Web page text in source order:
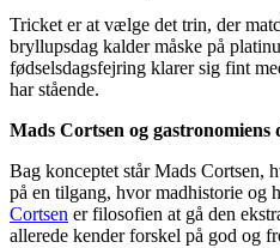
Tricket er at vælge det trin, der
bryllupsdag kalder måske på
fødselsdagsfejring klarer sig fint
har stående.
Mads Cortsen og gastronomiens
Bag konceptet står Mads Cortsen,
på en tilgang, hvor madhistorie og
Cortsen er filosofien at gå den
allerede kender forskel på god og